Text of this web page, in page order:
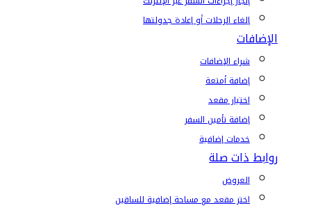
إلغاء الرحلات أو إعادة جدولتها
الإضافات
شراء الإضافات
إضافة أمتعة
اختيار مقعد
إضافة تأمين السفر
خدمات إضافية
روابط ذات صلة
العروض
اختر مقعد مع مساحة إضافية للساقين